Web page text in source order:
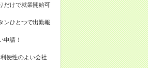
だけで就業開始可
ンひとつで出勤報
申請！
便性のよい会社